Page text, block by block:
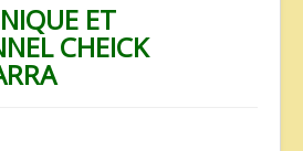
ET
CHEICK